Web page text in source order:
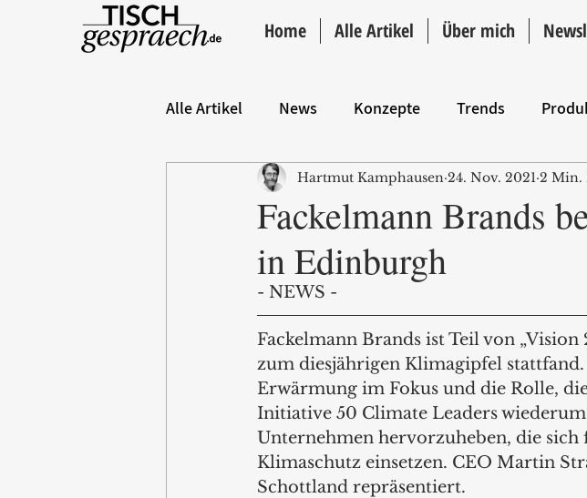
Home Alle Artikel Über mich
Alle Artikel News Konzepte Trends
Hintergrund ANZEIGE Intro
Fackelmann Brands
in Edinburgh
Hartmut Kamphausen 24. Nov. 2021 2 Min.
- NEWS -
Fackelmann Brands ist Teil von
zum diesjährigen Klimagipfel
Erwärmung im Fokus und die Rolle,
Initiative 50 Climate Leaders
Unternehmen hervorzuheben, die
Klimaschutz einsetzen. CEO Martin
Schottland repräsentiert.